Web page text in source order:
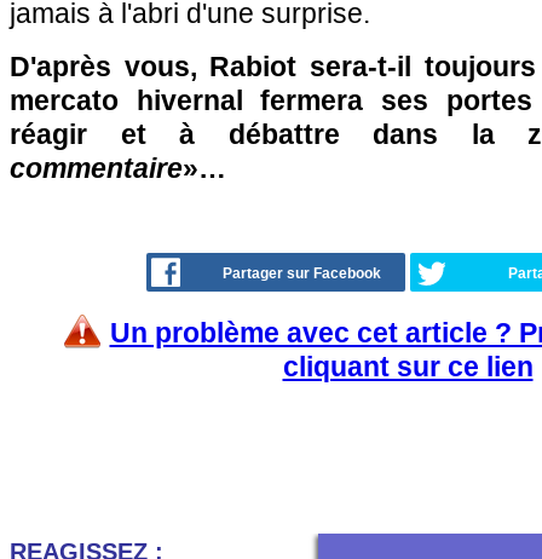
jamais à l'abri d'une surprise.
D'après vous, Rabiot sera-t-il
mercato hivernal fermera ses
réagir et à débattre dans la
commentaire»…
Partager sur Facebook
Un problème avec cet article ?
cliquant sur ce lien
REAGISSEZ :